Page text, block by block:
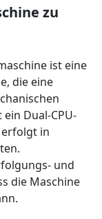
zu
ist eine
die eine
Dual-CPU-
erfolgt in
und
die Maschine